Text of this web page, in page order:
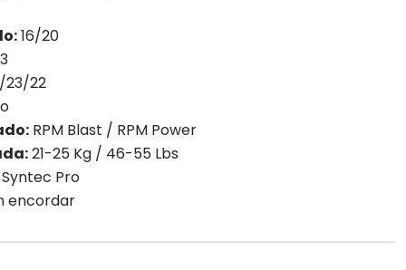
16/20
23/22
RPM Blast / RPM Power
21-25 Kg / 46-55 Lbs
Pro
encordar